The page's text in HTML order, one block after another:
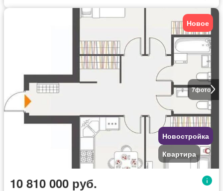
7фото
Новое
Новостройка
Квартира
10 810 000 руб.